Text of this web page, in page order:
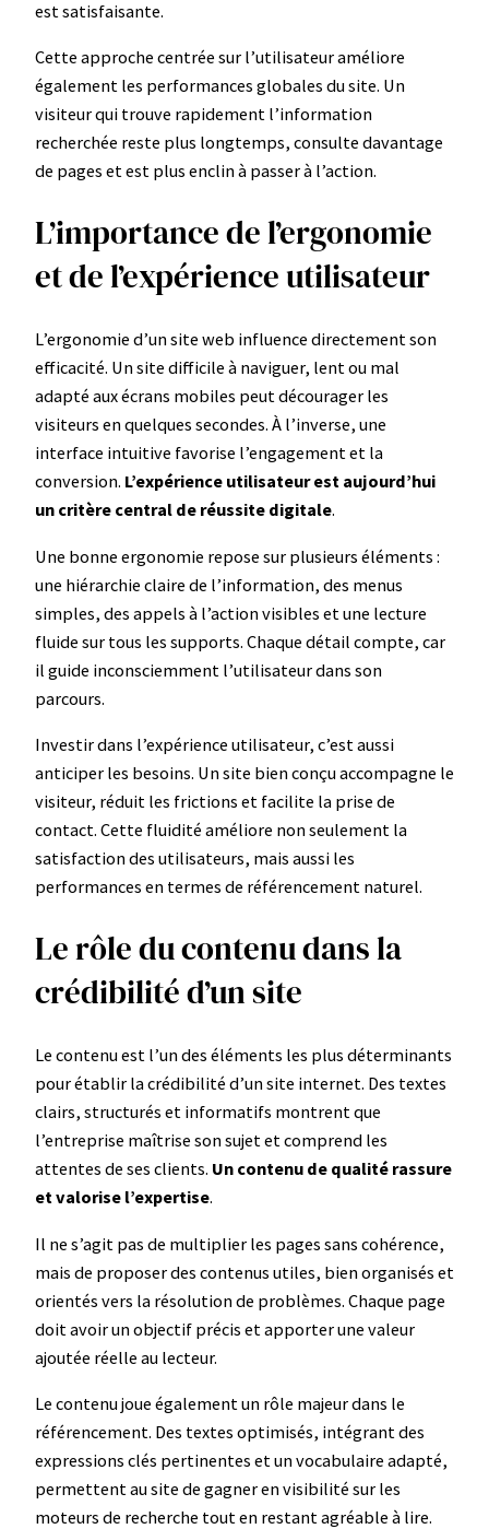
est satisfaisante.
Cette approche centrée sur l’utilisateur améliore
également les performances globales du site. Un
visiteur qui trouve rapidement l’information
recherchée reste plus longtemps, consulte davantage
de pages et est plus enclin à passer à l’action.
L’importance de l’ergonomie
et de l’expérience utilisateur
L’ergonomie d’un site web influence directement son
efficacité. Un site difficile à naviguer, lent ou mal
adapté aux écrans mobiles peut décourager les
visiteurs en quelques secondes. À l’inverse, une
interface intuitive favorise l’engagement et la
conversion. L’expérience utilisateur est aujourd’hui
un critère central de réussite digitale.
Une bonne ergonomie repose sur plusieurs éléments :
une hiérarchie claire de l’information, des menus
simples, des appels à l’action visibles et une lecture
fluide sur tous les supports. Chaque détail compte, car
il guide inconsciemment l’utilisateur dans son
parcours.
Investir dans l’expérience utilisateur, c’est aussi
anticiper les besoins. Un site bien conçu accompagne le
visiteur, réduit les frictions et facilite la prise de
contact. Cette fluidité améliore non seulement la
satisfaction des utilisateurs, mais aussi les
performances en termes de référencement naturel.
Le rôle du contenu dans la
crédibilité d’un site
Le contenu est l’un des éléments les plus déterminants
pour établir la crédibilité d’un site internet. Des textes
clairs, structurés et informatifs montrent que
l’entreprise maîtrise son sujet et comprend les
attentes de ses clients. Un contenu de qualité rassure
et valorise l’expertise.
Il ne s’agit pas de multiplier les pages sans cohérence,
mais de proposer des contenus utiles, bien organisés et
orientés vers la résolution de problèmes. Chaque page
doit avoir un objectif précis et apporter une valeur
ajoutée réelle au lecteur.
Le contenu joue également un rôle majeur dans le
référencement. Des textes optimisés, intégrant des
expressions clés pertinentes et un vocabulaire adapté,
permettent au site de gagner en visibilité sur les
moteurs de recherche tout en restant agréable à lire.